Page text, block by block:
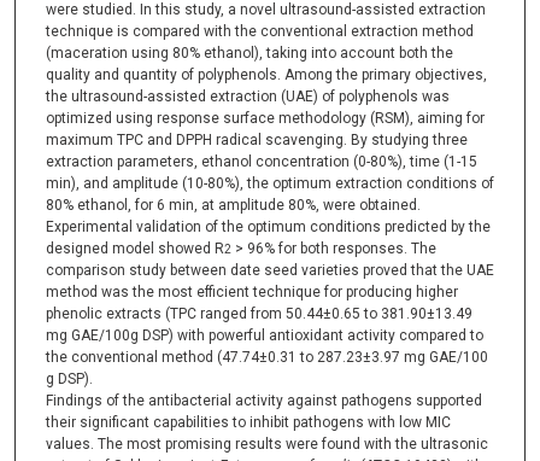
were studied. In this study, a novel ultrasound-assisted extraction
technique is compared with the conventional extraction method
(maceration using 80% ethanol), taking into account both the
quality and quantity of polyphenols. Among the primary objectives,
the ultrasound-assisted extraction (UAE) of polyphenols was
optimized using response surface methodology (RSM), aiming for
maximum TPC and DPPH radical scavenging. By studying three
extraction parameters, ethanol concentration (0-80%), time (1-15
min), and amplitude (10-80%), the optimum extraction conditions of
80% ethanol, for 6 min, at amplitude 80%, were obtained.
Experimental validation of the optimum conditions predicted by the
designed model showed R2> 96% for both responses. The
comparison study between date seed varieties proved that the UAE
method was the most efficient technique for producing higher
phenolic extracts (TPC ranged from 50.44±0.65 to 381.90±13.49
mg GAE/100g DSP) with powerful antioxidant activity compared to
the conventional method (47.74±0.31 to 287.23±3.97 mg GAE/100
g DSP).
Findings of the antibacterial activity against pathogens supported
their significant capabilities to inhibit pathogens with low MIC
values. The most promising results were found with the ultrasonic